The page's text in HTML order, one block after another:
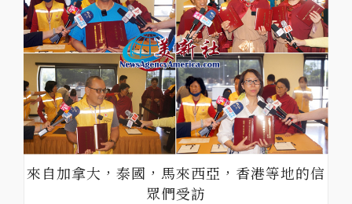
來自加拿大，泰國，馬來西亞，香港等地的信
眾們受訪